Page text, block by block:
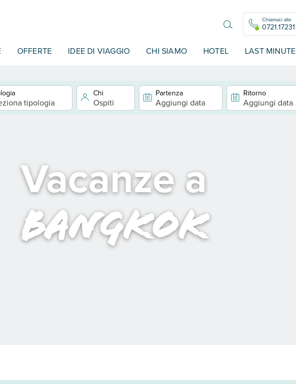
Chiamaci allo
0721.17231
OFFERTE IDEE DI VIAGGIO CHI SIAMO HOTEL LAST MINUTE
tipologia
Chi
Ospiti
Partenza
Aggiungi data
Ritorno
Aggiungi data
Vacanze a
Bangkok